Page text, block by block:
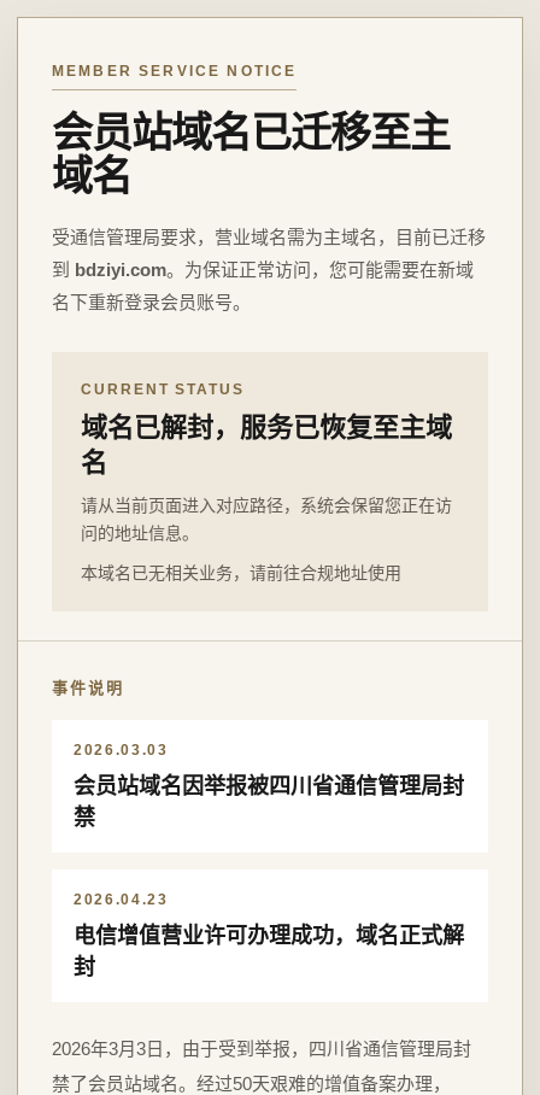
MEMBER SERVICE NOTICE
会员站域名已迁移至主
域名
受通信管理局要求，营业域名需为主域名，目前已迁移
到 bdziyi.com。为保证正常访问，您可能需要在新域
名下重新登录会员账号。
CURRENT STATUS
域名已解封，服务已恢复至主域
名
请从当前页面进入对应路径，系统会保留您正在访
问的地址信息。
本域名已无相关业务，请前往合规地址使用
事件说明
2026.03.03
会员站域名因举报被四川省通信管理局封
禁
2026.04.23
电信增值营业许可办理成功，域名正式解
封
2026年3月3日，由于受到举报，四川省通信管理局封
禁了会员站域名。经过50天艰难的增值备案办理，